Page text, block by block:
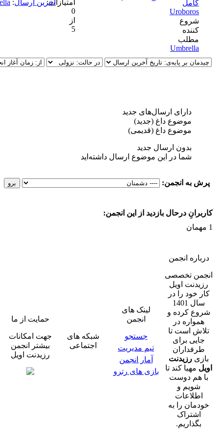
امتیازات:آخرین ارسال :
Umbrella
دارای ارسال‌های جدید‌
موضوع داغ (جدید‌)
موضوع داغ (قدیمی)
بدون ارسال جدید‌
شما در این موضوع ارسال داشته‌اید
به انجمن:
درحال بازدید از این انجمن:
انجمن
تخصصی
اویل
را در
سال 1401
کرده و
در
است تا
برای
رزیدنت
کند تا
دوست
و
را به
لینک های
انجمن
جستجو
تیم مدیریت
آمار انجمن
بازی های رترو
شبکه های
اجتماعی
حمایت از ما
جهت امکانات
بیشتر انجمن
رزیدنت اویل